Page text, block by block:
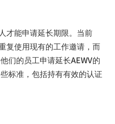
才能申请延长期限。当前
复使用现有的工作邀请，而
们的员工申请延长AEWV的
标准，包括持有有效的认证